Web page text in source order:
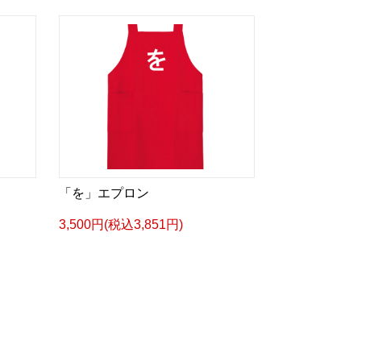
「を」エプロン
3,500円(税込3,851円)